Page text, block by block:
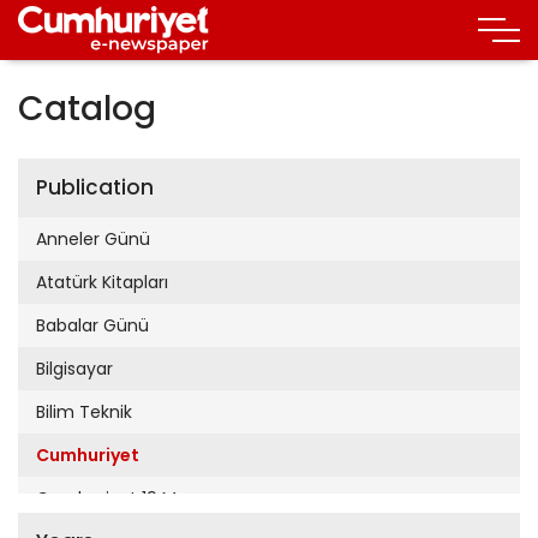
Catalog
Publication
Anneler Günü
Atatürk Kitapları
Babalar Günü
Bilgisayar
Bilim Teknik
Cumhuriyet
Cumhuriyet 19 Mayıs